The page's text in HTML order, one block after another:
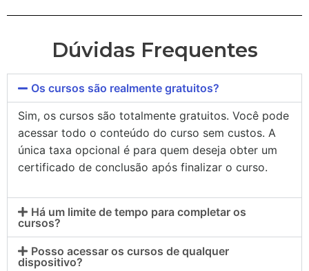
Dúvidas Frequentes
Os cursos são realmente gratuitos?
Sim, os cursos são totalmente gratuitos. Você pode
acessar todo o conteúdo do curso sem custos. A
única taxa opcional é para quem deseja obter um
certificado de conclusão após finalizar o curso.
Há um limite de tempo para completar os
cursos?
Posso acessar os cursos de qualquer
dispositivo?